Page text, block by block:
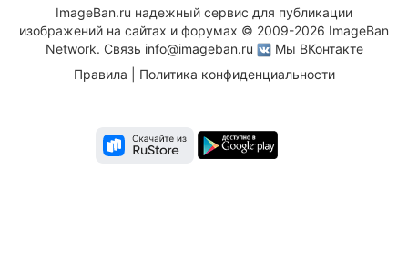
ImageBan.ru надежный сервис для публикации
изображений на сайтах и форумах © 2009-2026 ImageBan
Network. Связь info@imageban.ru
Мы ВКонтакте
Правила
Политика конфиденциальности